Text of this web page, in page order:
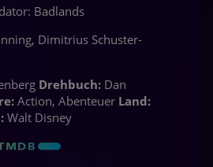
Badlands
Dimitrius Schuster-
Drehbuch: Dan
Action, Abenteuer Land:
Walt Disney